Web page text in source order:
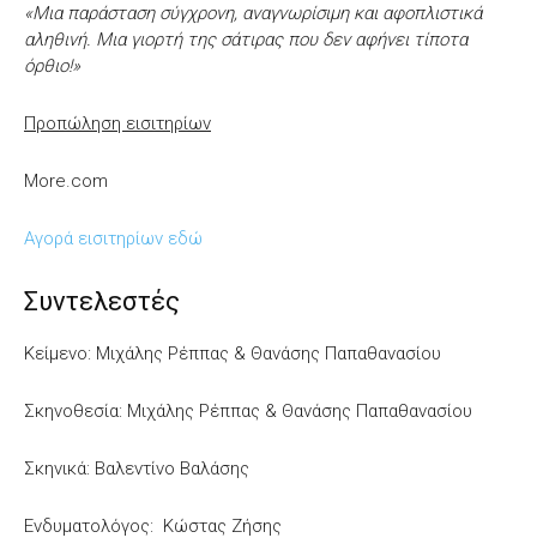
«Μια παράσταση σύγχρονη, αναγνωρίσιμη και αφοπλιστικά
αληθινή. Μια γιορτή της σάτιρας που δεν αφήνει τίποτα
όρθιο!»
Προπώληση εισιτηρίων
More.com
Αγορά εισιτηρίων εδώ
Συντελεστές
Κείμενο: Μιχάλης Ρέππας & Θανάσης Παπαθανασίου
Σκηνοθεσία: Μιχάλης Ρέππας & Θανάσης Παπαθανασίου
Σκηνικά: Βαλεντίνο Βαλάσης
Ενδυματολόγος: Κώστας Ζήσης